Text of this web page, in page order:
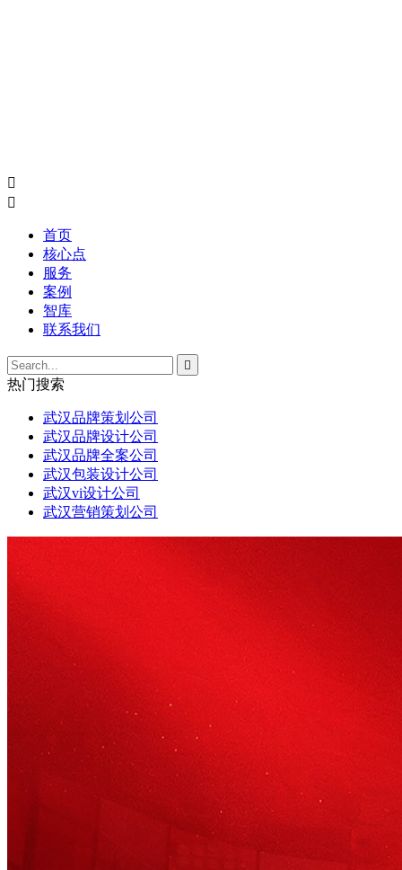


首页
核心点
服务
案例
智库
联系我们

热门搜索
武汉品牌策划公司
武汉品牌设计公司
武汉品牌全案公司
武汉包装设计公司
武汉vi设计公司
武汉营销策划公司